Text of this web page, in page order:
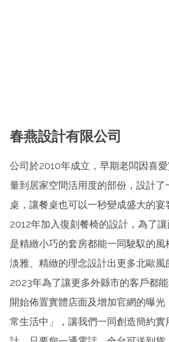
春燕設計有限公司
公司於2010年成立，早期老闆因喜
量到居家空間活用度的部份，設計了
桌，讓餐桌也可以一秒變成盛大的宴
2012年加入復刻餐椅的設計，為了
是精緻小巧的套房都能一同駛馭的風
淡雅、精緻的理念設計出更多北歐風
2023年為了讓更多外縣市的客戶都
開始佈置實體店面及增加官網的曝光
常生活中」，讓我們一同創造簡約